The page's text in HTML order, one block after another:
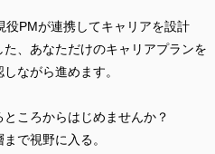
PMが連携してキャリアを設計
た、あなただけのキャリアプランを
ながら進めます。
ところからはじめませんか？
で視野に入る。